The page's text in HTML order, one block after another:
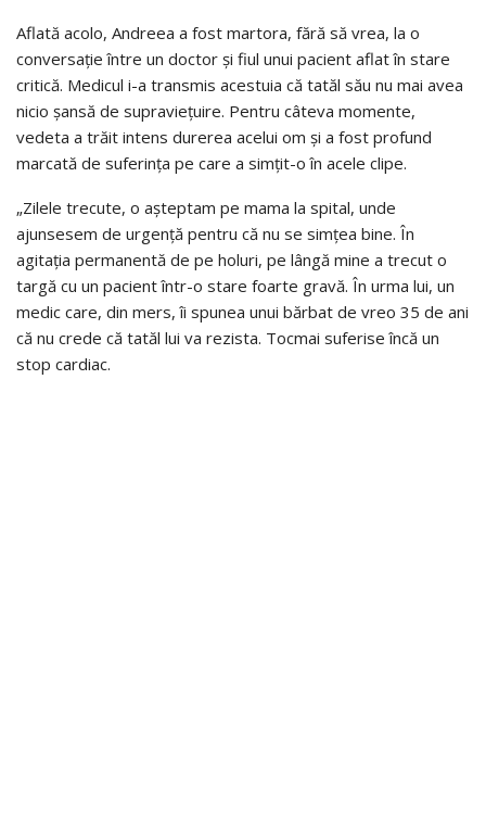
Aflată acolo, Andreea a fost martora, fără să vrea, la o
conversație între un doctor și fiul unui pacient aflat în stare
critică. Medicul i-a transmis acestuia că tatăl său nu mai avea
nicio șansă de supraviețuire. Pentru câteva momente,
vedeta a trăit intens durerea acelui om și a fost profund
marcată de suferința pe care a simțit-o în acele clipe.
„Zilele trecute, o așteptam pe mama la spital, unde
ajunsesem de urgență pentru că nu se simțea bine. În
agitația permanentă de pe holuri, pe lângă mine a trecut o
targă cu un pacient într-o stare foarte gravă. În urma lui, un
medic care, din mers, îi spunea unui bărbat de vreo 35 de ani
că nu crede că tatăl lui va rezista. Tocmai suferise încă un
stop cardiac.